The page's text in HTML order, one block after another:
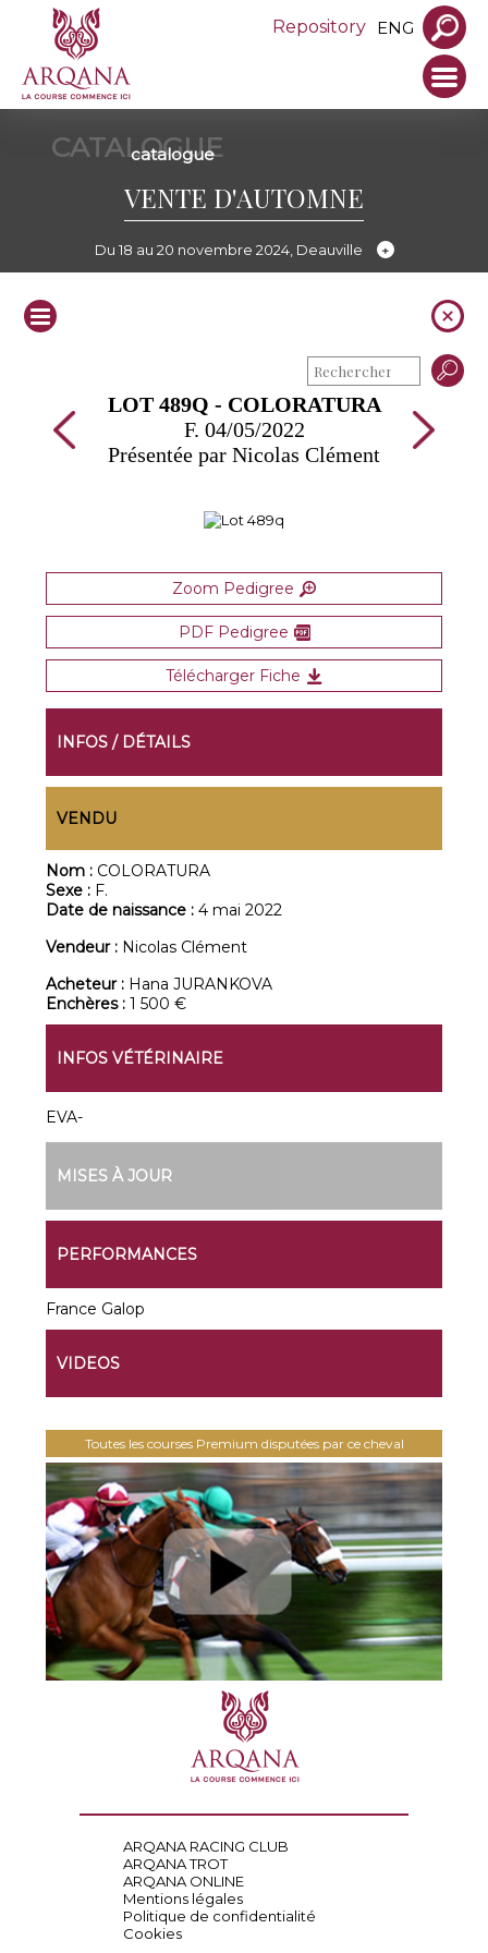
Repository ENG
CATALOGUE
catalogue
VENTE D'AUTOMNE
Du 18 au 20 novembre 2024, Deauville
LOT 489Q - COLORATURA
F. 04/05/2022
Présentée par Nicolas Clément
Zoom Pedigree
PDF Pedigree
Télécharger Fiche
INFOS / DÉTAILS
VENDU
Nom : COLORATURA
Sexe : F.
Date de naissance :4 mai 2022
Vendeur : Nicolas Clément
Acheteur : Hana JURANKOVA
Enchères :1 500 €
INFOS VÉTÉRINAIRE
EVA-
MISES À JOUR
PERFORMANCES
France Galop
VIDEOS
Toutes les courses Premium disputées par ce cheval
ARQANA RACING CLUB
ARQANA TROT
ARQANA ONLINE
Mentions légales
Politique de confidentialité
Cookies